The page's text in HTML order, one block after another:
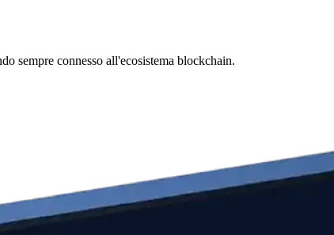
sempre connesso all'ecosistema blockchain.